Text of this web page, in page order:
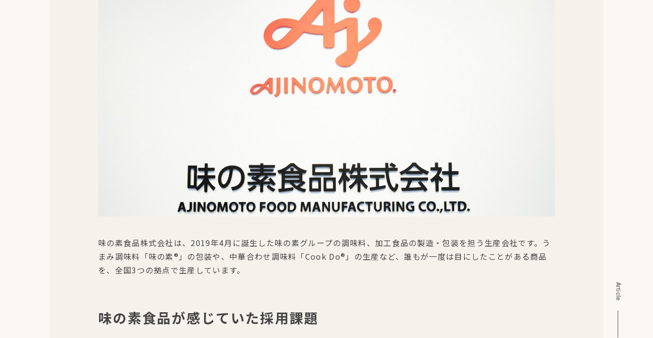
Article
味の素食品株式会社は、2019年4月に誕生した味の素グループの調味料、加工食品の製造・包装を担う生産会社です。う
まみ調味料「味の素®」の包装や、中華合わせ調味料「Cook Do®」の生産など、誰もが一度は目にしたことがある商品
を、全国3つの拠点で生産しています。
味の素食品が感じていた採用課題